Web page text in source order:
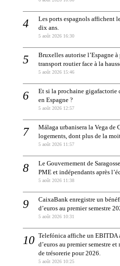
Les ports espagnols affichent
dix ans.
5 août 2026 16:30
Bruxelles autorise l’Espagne à
transport routier face à la
5 août 2026 15:46
Et si la prochaine gigafactorie
en Espagne ?
5 août 2026 12:57
Málaga urbanisera la Vega de
logements, dont plus de la
5 août 2026 11:57
Le Gouvernement de
PME et indépendants après
5 août 2026 11:38
CaixaBank enregistre un
d’euros au premier semestre
5 août 2026 10:31
Telefónica affiche un EBITDA
d’euros au premier semestre
de trésorerie pour 2026.
5 août 2026 10:25